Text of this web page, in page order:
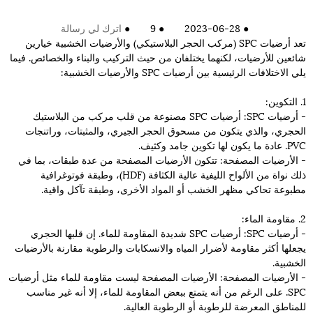
●
2023-06-28
●
9
● اترك لي رسالة
تعد أرضيات SPC (مركب الحجر البلاستيكي) والأرضيات الخشبية خيارين
شائعين للأرضيات، لكنهما يختلفان من حيث التركيب والبناء والخصائص. فيما
يلي الاختلافات الرئيسية بين أرضيات SPC والأرضيات الخشبية:
1. التكوين:
- أرضيات SPC: أرضيات SPC مصنوعة من قلب مركب من البلاستيك
الحجري، والذي يتكون من مسحوق الحجر الجيري، والمثبتات، وراتنجات
PVC. عادة ما يكون لها تكوين جامد وكثيف.
- الأرضيات المصفحة: تتكون الأرضيات المصفحة من عدة طبقات، بما في
ذلك نواة من الألواح الليفية عالية الكثافة (HDF)، وطبقة فوتوغرافية
مطبوعة تحاكي مظهر الخشب أو المواد الأخرى، وطبقة تآكل واقية.
2. مقاومة الماء:
- أرضيات SPC: أرضيات SPC شديدة المقاومة للماء. إن قلبها الحجري
يجعلها أكثر مقاومة لأضرار المياه والانسكابات والرطوبة مقارنة بالأرضيات
الخشبية.
- الأرضيات المصفحة: الأرضيات المصفحة ليست مقاومة للماء مثل أرضيات
SPC. على الرغم من أنه يتمتع ببعض المقاومة للماء، إلا أنه غير مناسب
للمناطق المعرضة للرطوبة أو الرطوبة العالية.